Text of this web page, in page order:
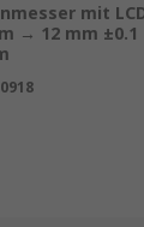
mit
→ 12 mm ±0.1